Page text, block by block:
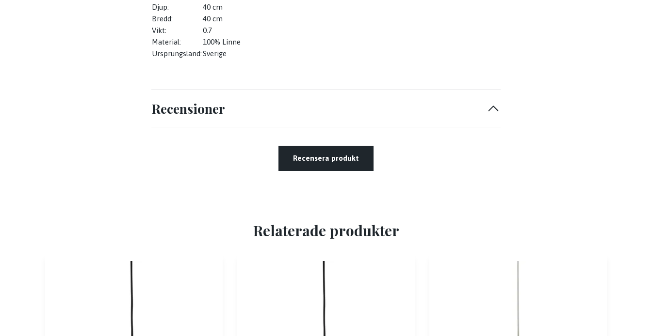
Djup:
40 cm
Bredd:
40 cm
Vikt:
0.7
Material:
100% Linne
Ursprungsland:Sverige
Recensioner
Recensera produkt
Relaterade produkter